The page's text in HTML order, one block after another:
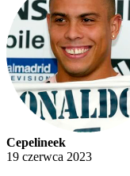
Cepelineek
19 czerwca 2023